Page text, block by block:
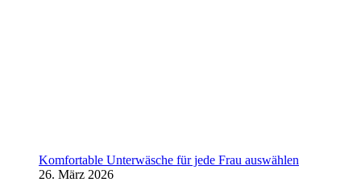
Komfortable Unterwäsche für jede Frau auswählen
26. März 2026